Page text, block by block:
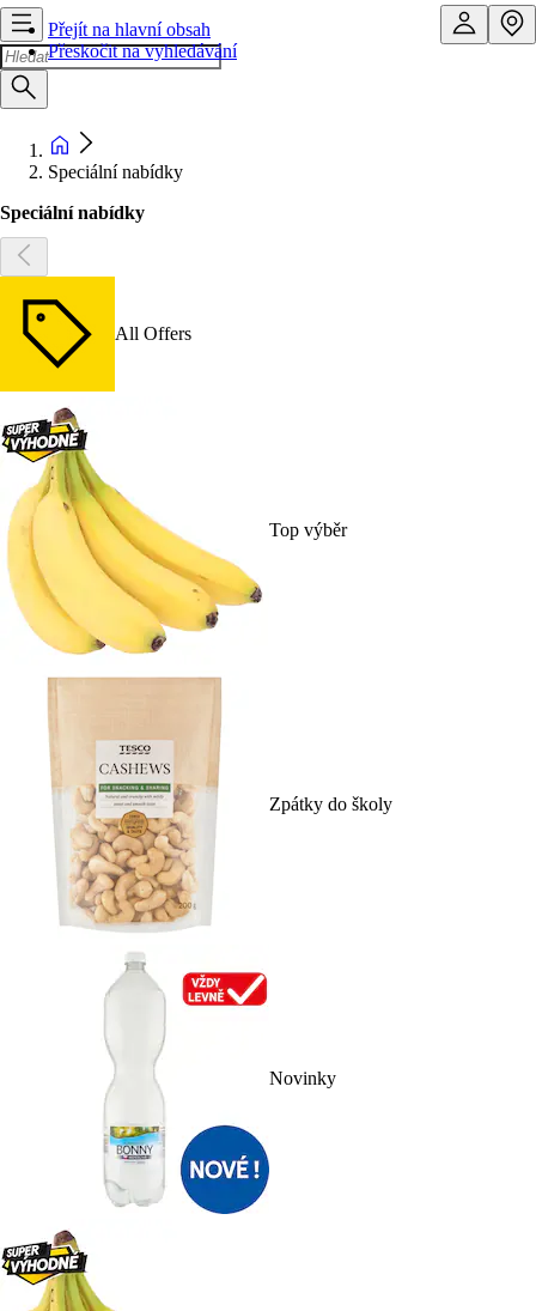
Přejít na hlavní obsah
Přeskočit na vyhledávání
Speciální nabídky
Speciální nabídky
All Offers
Top výběr
Zpátky do školy
Novinky